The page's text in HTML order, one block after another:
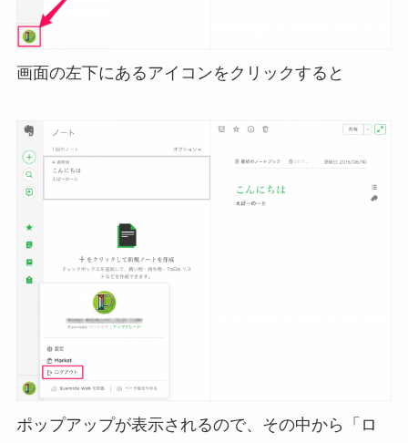
画面の左下にあるアイコンをクリックすると
ポップアップが表示されるので、その中から「ロ